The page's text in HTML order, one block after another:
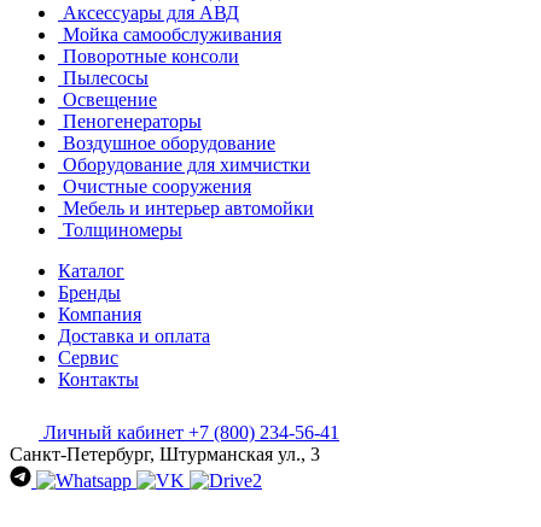
Аксессуары для АВД
Мойка самообслуживания
Поворотные консоли
Пылесосы
Освещение
Пеногенераторы
Воздушное оборудование
Оборудование для химчистки
Очистные сооружения
Мебель и интерьер автомойки
Толщиномеры
Каталог
Бренды
Компания
Доставка и оплата
Сервис
Контакты
Личный кабинет +7 (800) 234-56-41
Санкт-Петербург, Штурманская ул., 3